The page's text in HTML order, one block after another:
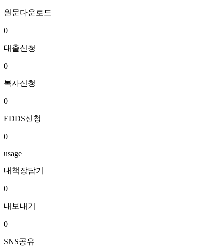
원문다운로드
0
대출신청
0
복사신청
0
EDDS신청
0
usage
내책장담기
0
내보내기
0
SNS공유